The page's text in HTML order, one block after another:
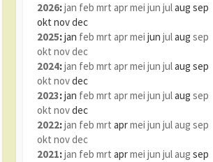
2026:jan feb mrt aprmei jun julaug sep
okt novdec
2025:jan feb mrt aprmei jun julaug sep
okt novdec
2024:jan feb mrt aprmei jun julaug sep
okt novdec
2023:jan feb mrt aprmei jun julaug sep
okt novdec
2022:jan feb mrt aprmei jun jul aug sep
okt novdec
2021:jan feb mrt aprmei jun jul aug sep